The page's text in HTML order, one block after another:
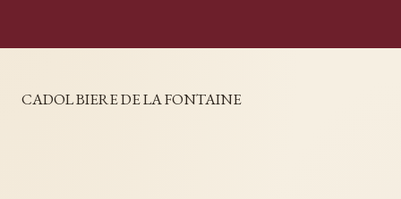
CADOL BIERE DE LA FONTAINE